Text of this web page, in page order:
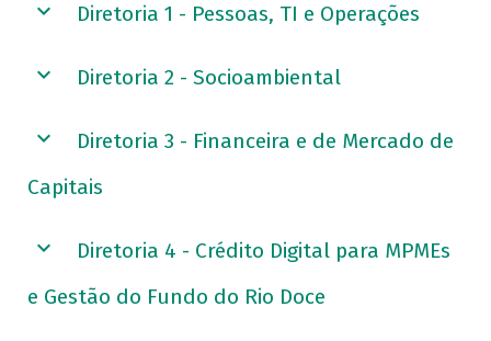
Diretoria 1 - Pessoas, TI e Operações
Diretoria 2 - Socioambiental
Diretoria 3 - Financeira e de Mercado de
Capitais
Diretoria 4 - Crédito Digital para MPMEs
e Gestão do Fundo do Rio Doce